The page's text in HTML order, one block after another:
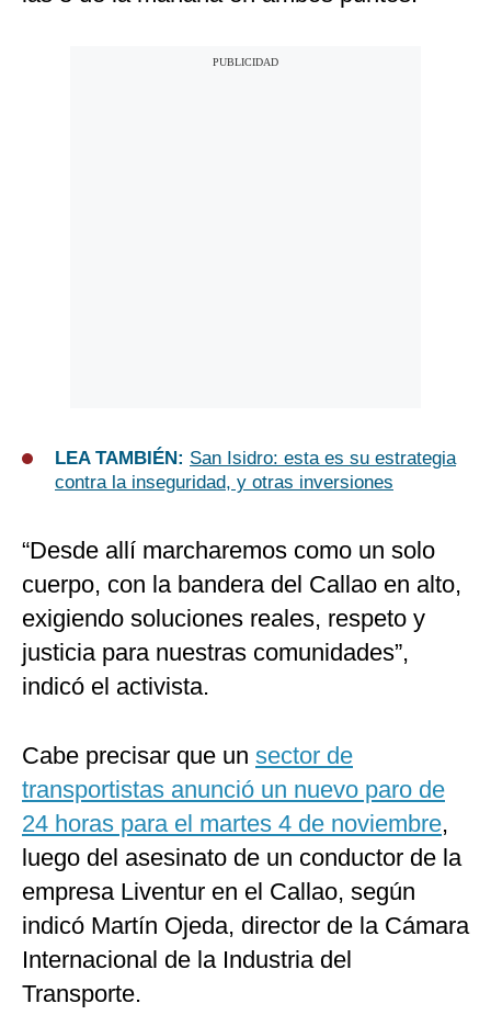
LEA TAMBIÉN: San Isidro: esta es su estrategia
contra la inseguridad, y otras inversiones
“Desde allí marcharemos como un solo
cuerpo, con la bandera del Callao en alto,
exigiendo soluciones reales, respeto y
justicia para nuestras comunidades”,
indicó el activista.
Cabe precisar que un sector de
transportistas anunció un nuevo paro de
24 horas para el martes 4 de noviembre,
luego del asesinato de un conductor de la
empresa Liventur en el Callao, según
indicó Martín Ojeda, director de la Cámara
Internacional de la Industria del
Transporte.